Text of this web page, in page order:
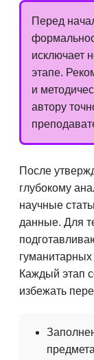
Перед
исключает
этапе.
и
автору
После
глубокому
научные
данные. Для
Каждый этап
избежать